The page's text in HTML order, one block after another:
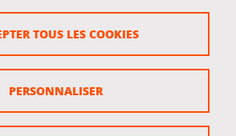
TOUS LES COOKIES
PERSONNALISER